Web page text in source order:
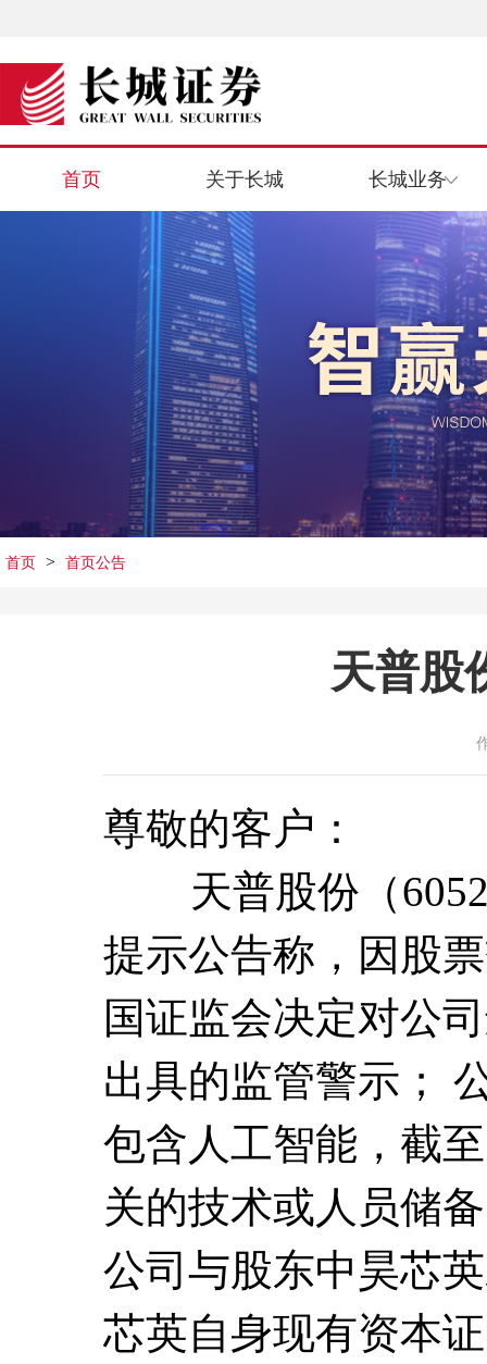
首页 关于长城 长城业务
首页 > 首页公告
天普股
尊敬的客户：
天普股份（
提示公告称，因股
国证监会决定对公
出具的监管警示；
包含人工智能，截
关的技术或人员储
公司与股东中昊芯
芯英自身现有资本